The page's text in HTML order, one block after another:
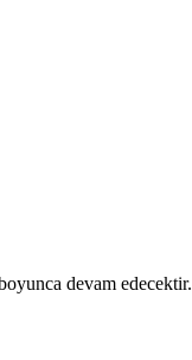
devam edecektir.